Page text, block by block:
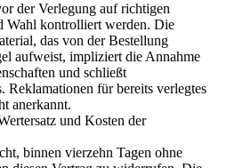
der Verlegung auf richtigen
Wahl kontrolliert werden. Die
das von der Bestellung
aufweist, impliziert die Annahme
und schließt
Reklamationen für bereits verlegtes
anerkannt.
und Kosten der
binnen vierzehn Tagen ohne